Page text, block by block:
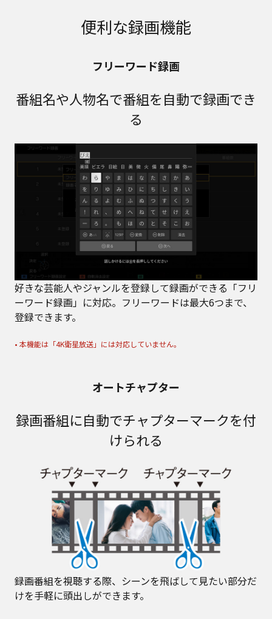
便利な録画機能
フリーワード録画
番組名や人物名で番組を自動で録画でき
る
好きな芸能人やジャンルを登録して録画ができる「フリ
ーワード録画」に対応。フリーワードは最大6つまで、
登録できます。
• 本機能は「4K衛星放送」には対応していません。
オートチャプター
録画番組に自動でチャプターマークを付
けられる
録画番組を視聴する際、シーンを飛ばして見たい部分だ
けを手軽に頭出しができます。